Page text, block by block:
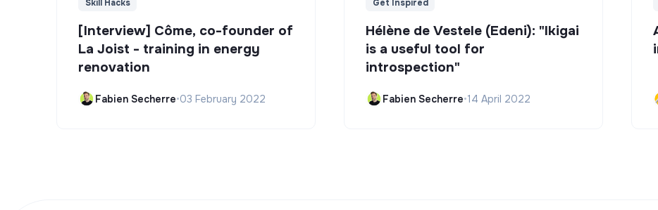
Skill Hacks
[Interview] Côme, co-founder of
La Joist - training in energy
renovation
Fabien Secherre•03 February 2022
Get Inspired
Hélène de Vestele (Edeni): "Ikigai
is a useful tool for
introspection"
Fabien Secherre•14 April 2022